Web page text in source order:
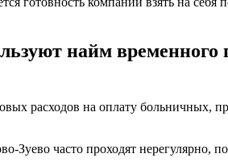
найм временного
расходов на оплату больничных,
Зуево часто проходят нерегулярно,